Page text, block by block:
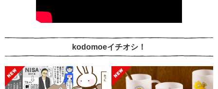
kodomoeイチオシ！